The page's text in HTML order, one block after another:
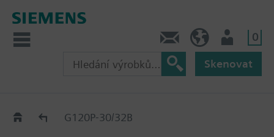
0
Skenovat
G120P..2BG120P-30/32B